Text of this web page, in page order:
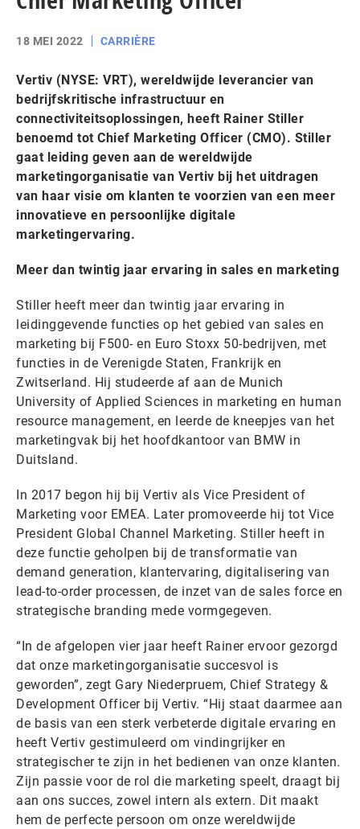
18 MEI 2022 CARRIÈRE
Vertiv (NYSE: VRT), wereldwijde leverancier van
bedrijfskritische infrastructuur en
connectiviteitsoplossingen, heeft Rainer Stiller
benoemd tot Chief Marketing Officer (CMO). Stiller
gaat leiding geven aan de wereldwijde
marketingorganisatie van Vertiv bij het uitdragen
van haar visie om klanten te voorzien van een meer
innovatieve en persoonlijke digitale
marketingervaring.
Meer dan twintig jaar ervaring in sales en marketing
Stiller heeft meer dan twintig jaar ervaring in
leidinggevende functies op het gebied van sales en
marketing bij F500- en Euro Stoxx 50-bedrijven, met
functies in de Verenigde Staten, Frankrijk en
Zwitserland. Hij studeerde af aan de Munich
University of Applied Sciences in marketing en human
resource management, en leerde de kneepjes van het
marketingvak bij het hoofdkantoor van BMW in
Duitsland.
In 2017 begon hij bij Vertiv als Vice President of
Marketing voor EMEA. Later promoveerde hij tot Vice
President Global Channel Marketing. Stiller heeft in
deze functie geholpen bij de transformatie van
demand generation, klantervaring, digitalisering van
lead-to-order processen, de inzet van de sales force en
strategische branding mede vormgegeven.
“In de afgelopen vier jaar heeft Rainer ervoor gezorgd
dat onze marketingorganisatie succesvol is
geworden”, zegt Gary Niederpruem, Chief Strategy &
Development Officer bij Vertiv. “Hij staat daarmee aan
de basis van een sterk verbeterde digitale ervaring en
heeft Vertiv gestimuleerd om vindingrijker en
strategischer te zijn in het bedienen van onze klanten.
Zijn passie voor de rol die marketing speelt, draagt bij
aan ons succes, zowel intern als extern. Dit maakt
hem de perfecte persoon om onze wereldwijde